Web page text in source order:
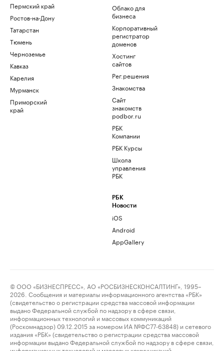
Пермский край
Ростов-на-Дону
Татарстан
Тюмень
Черноземье
Кавказ
Карелия
Мурманск
Приморский
край
Облако для
бизнеса
Корпоративный
регистратор
доменов
Хостинг
сайтов
Рег.решения
Знакомства
Сайт
знакомств
podbor.ru
РБК
Компании
РБК Курсы
Школа
управления
РБК
РБК
Новости
iOS
Android
AppGallery
© ООО «БИЗНЕСПРЕСС», АО «РОСБИЗНЕСКОНСАЛТИНГ», 1995–
2026. Сообщения и материалы информационного агентства «РБК»
(свидетельство о регистрации средства массовой информации
выдано Федеральной службой по надзору в сфере связи,
информационных технологий и массовых коммуникаций
(Роскомнадзор) 09.12.2015 за номером ИА №ФС77-63848) и сетевого
издания «РБК» (свидетельство о регистрации средства массовой
информации выдано Федеральной службой по надзору в сфере связи,